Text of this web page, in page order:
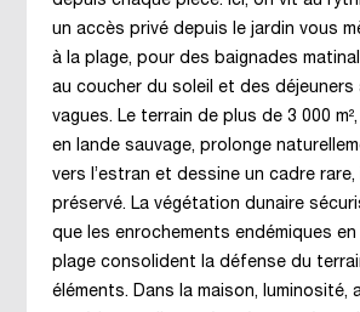
un accès privé depuis le jardin vous
à la plage, pour des baignades
au coucher du soleil et des déjeuners
vagues. Le terrain de plus de 3 000
en lande sauvage, prolonge
vers l’estran et dessine un cadre rare,
préservé. La végétation dunaire
que les enrochements endémiques
plage consolident la défense du
éléments. Dans la maison, luminosité,